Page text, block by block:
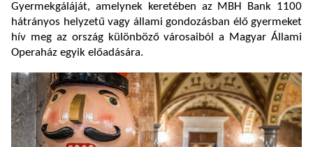
Gyermekgáláját, amelynek keretében az MBH Bank 1100
hátrányos helyzetű vagy állami gondozásban élő gyermeket
hív meg az ország különböző városaiból a Magyar Állami
Operaház egyik előadására.